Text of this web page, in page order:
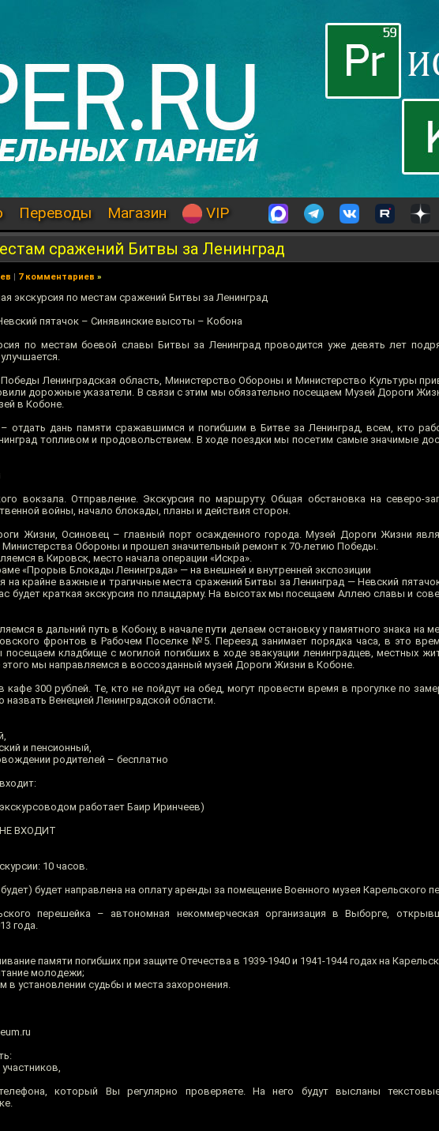
Переводы Магазин VIP
сражений Битвы за Ленинград
| 7 комментариев »
экскурсия по местам сражений Битвы за Ленинград
пятачок – Синявинские высоты – Кобона
по местам боевой славы Битвы за Ленинград проводится уже девять лет
Ленинградская область, Министерство Обороны и Министерство Культуры
дорожные указатели. В связи с этим мы обязательно посещаем Музей Дороги
в Кобоне.
отдать дань памяти сражавшимся и погибшим в Битве за Ленинград, всем, кто
топливом и продовольствием. В ходе поездки мы посетим самые значимые
вокзала. Отправление. Экскурсия по маршруту. Общая обстановка на северо-
войны, начало блокады, планы и действия сторон.
Жизни, Осиновец – главный порт осажденного города. Музей Дороги Жизни
Министерства Обороны и прошел значительный ремонт к 70-летию Победы.
в Кировск, место начала операции «Искра».
«Прорыв Блокады Ленинграда» — на внешней и внутренней экспозиции
крайне важные и трагичные места сражений Битвы за Ленинград — Невский
будет краткая экскурсия по плацдарму. На высотах мы посещаем Аллею славы и
в дальний путь в Кобону, в начале пути делаем остановку у памятного знака на
фронтов в Рабочем Поселке №5. Переезд занимает порядка часа, в это
кладбище с могилой погибших в ходе эвакуации ленинградцев, местных
этого мы направляемся в воссозданный музей Дороги Жизни в Кобоне.
300 рублей. Те, кто не пойдут на обед, могут провести время в прогулке по
Венецией Ленинградской области.
и пенсионный,
родителей – бесплатно
работает Баир Иринчеев)
НЕ ВХОДИТ
10 часов.
будет направлена на оплату аренды за помещение Военного музея Карельского
перешейка – автономная некоммерческая организация в Выборге,
года.
памяти погибших при защите Отечества в 1939-1940 и 1941-1944 годах на
молодежи;
в установлении судьбы и места захоронения.
который Вы регулярно проверяете. На него будут высланы